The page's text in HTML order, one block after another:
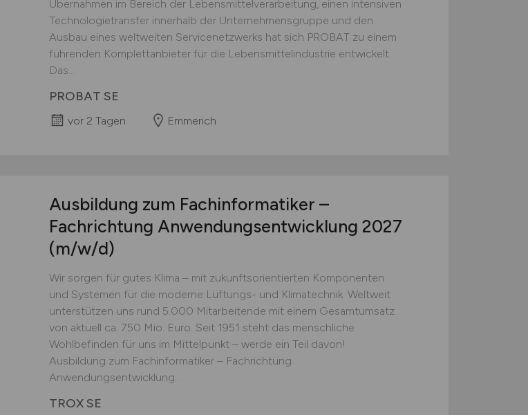
Übernahmen im Bereich der Lebensmittelverarbeitung, einen intensiven
Technologietransfer innerhalb der Unternehmensgruppe und den
Ausbau eines weltweiten Servicenetzwerks hat sich PROBAT zu einem
führenden Komplettanbieter für die Lebensmittelindustrie entwickelt.
Das...
PROBAT SE
vor 2 Tagen Emmerich
Ausbildung zum Fachinformatiker –
Fachrichtung Anwendungsentwicklung 2027
(m/w/d)
Wir sorgen für gutes Klima – mit zukunftsorientierten Komponenten
und Systemen für die moderne Lüftungs- und Klimatechnik. Weltweit
unterstützen uns rund 5.000 Mitarbeitende mit einem Gesamtumsatz
von aktuell ca. 750 Mio. Euro. Seit 1951 steht das menschliche
Wohlbefinden für uns im Mittelpunkt – werde ein Teil davon!
Ausbildung zum Fachinformatiker – Fachrichtung
Anwendungsentwicklung...
TROX SE